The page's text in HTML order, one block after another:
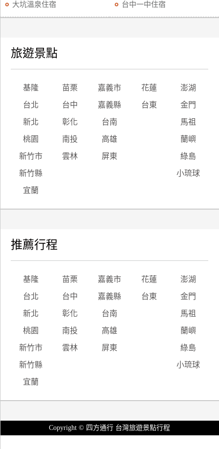
大坑溫泉住宿 台中一中住宿
旅遊景點
基隆 苗栗 嘉義市 花蓮 澎湖
台北 台中 嘉義縣 台東 金門
新北 彰化 台南 馬祖
桃園 南投 高雄 蘭嶼
新竹市 雲林 屏東 綠島
新竹縣 小琉球
宜蘭
推薦行程
基隆 苗栗 嘉義市 花蓮 澎湖
台北 台中 嘉義縣 台東 金門
新北 彰化 台南 馬祖
桃園 南投 高雄 蘭嶼
新竹市 雲林 屏東 綠島
新竹縣 小琉球
宜蘭
Copyright © 四方通行 台灣旅遊景點行程